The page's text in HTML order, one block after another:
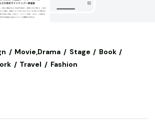
Movie,Drama Stage
Book
Travel Fashion